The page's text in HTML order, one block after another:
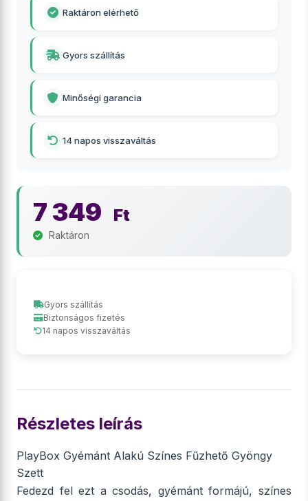
Raktáron elérhető
Gyors szállítás
Minőségi garancia
14 napos visszaváltás
7 349 Ft
Raktáron
Gyors szállítás
Biztonságos fizetés
14 napos visszaváltás
Részletes leírás
PlayBox Gyémánt Alakú Színes Fűzhető Gyöngy
Szett
Fedezd fel ezt a csodás, gyémánt formájú, színes